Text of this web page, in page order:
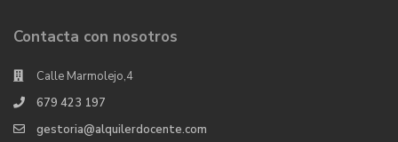
Contacta con nosotros
Calle Marmolejo,4
679 423 197
gestoria@alquilerdocente.com